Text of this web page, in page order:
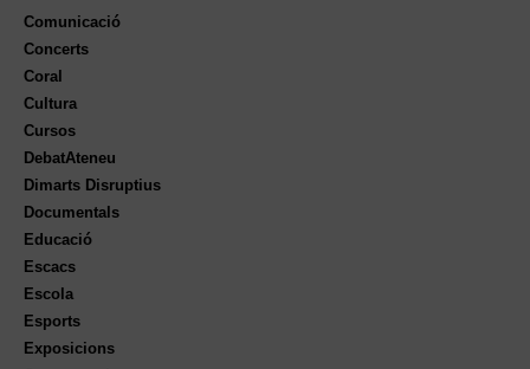
Comunicació
Concerts
Coral
Cultura
Cursos
DebatAteneu
Dimarts Disruptius
Documentals
Educació
Escacs
Escola
Esports
Exposicions